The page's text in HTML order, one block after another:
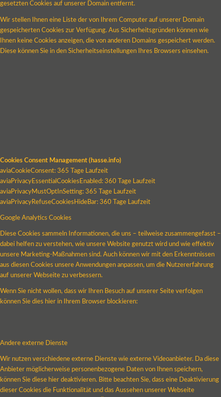
gesetzten Cookies auf unserer Domain entfernt.
Wir stellen Ihnen eine Liste der von Ihrem Computer auf unserer Domain
gespeicherten Cookies zur Verfügung. Aus Sicherheitsgründen können wie
Ihnen keine Cookies anzeigen, die von anderen Domains gespeichert werden.
Diese können Sie in den Sicherheitseinstellungen Ihres Browsers einsehen.
Cookies Consent Management (hasse.info)
aviaCookieConsent: 365 Tage Laufzeit
aviaPrivacyEssentialCookiesEnabled: 360 Tage Laufzeit
aviaPrivacyMustOptInSetting: 365 Tage Laufzeit
aviaPrivacyRefuseCookiesHideBar: 360 Tage Laufzeit
Google Analytics Cookies
Diese Cookies sammeln Informationen, die uns – teilweise zusammengefasst –
dabei helfen zu verstehen, wie unsere Website genutzt wird und wie effektiv
unsere Marketing-Maßnahmen sind. Auch können wir mit den Erkenntnissen
aus diesen Cookies unsere Anwendungen anpassen, um die Nutzererfahrung
auf unserer Webseite zu verbessern.
Wenn Sie nicht wollen, dass wir Ihren Besuch auf unserer Seite verfolgen
können Sie dies hier in Ihrem Browser blockieren:
Andere externe Dienste
Wir nutzen verschiedene externe Dienste wie externe Videoanbieter. Da diese
Anbieter möglicherweise personenbezogene Daten von Ihnen speichern,
können Sie diese hier deaktivieren. Bitte beachten Sie, dass eine Deaktivierung
dieser Cookies die Funktionalität und das Aussehen unserer Webseite